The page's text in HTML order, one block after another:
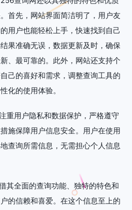
首先，网站界面简洁明了，用户友
用户也能轻松上手，快速找到自己
果准确无误，数据更新及时，确保
、最可靠的。此外，网站还支持个
己的喜好和需求，调整查询工具的
化的使用体验。
重用户隐私和数据保护，严格遵守
施保障用户信息安全。用户在使用
查询所需信息，无需担心个人信息
其全面的查询功能、独特的特色和
的信赖和喜爱。在这个信息至上的